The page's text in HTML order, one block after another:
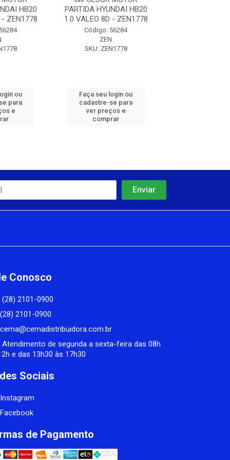
HB20
- ZEN1778
ou
para
e
PARTIDA HYUNDAI HB20
1.0 VALEO 8D - ZEN1778
Código: 56284
ZEN
SKU: ZEN1778
Faça seu login ou
cadastre-se para
ver preços e
comprar
Conosco
(28) 2101-0900
(28) 2101-0900
cema@cemadistribuidora.com.br
Atendimento de segunda a sexta-feira das 08h
e das 13h30 às 17h30
Sociais
Instagram
Facebook
de Pagamento